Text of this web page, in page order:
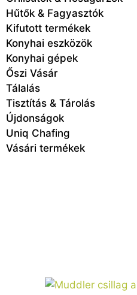
Hűtők & Fagyasztók
Kifutott termékek
Konyhai eszközök
Konyhai gépek
Őszi Vásár
Tálalás
Tisztítás & Tárolás
Újdonságok
Uniq Chafing
Vásári termékek